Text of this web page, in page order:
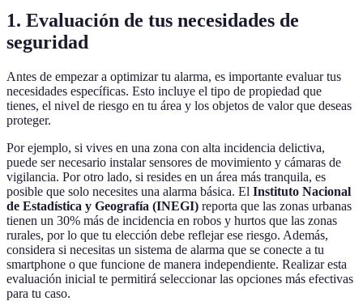
1. Evaluación de tus necesidades de
seguridad
Antes de empezar a optimizar tu alarma, es importante evaluar tus
necesidades específicas. Esto incluye el tipo de propiedad que
tienes, el nivel de riesgo en tu área y los objetos de valor que deseas
proteger.
Por ejemplo, si vives en una zona con alta incidencia delictiva,
puede ser necesario instalar sensores de movimiento y cámaras de
vigilancia. Por otro lado, si resides en un área más tranquila, es
posible que solo necesites una alarma básica. El Instituto Nacional
de Estadística y Geografía (INEGI) reporta que las zonas urbanas
tienen un 30% más de incidencia en robos y hurtos que las zonas
rurales, por lo que tu elección debe reflejar ese riesgo. Además,
considera si necesitas un sistema de alarma que se conecte a tu
smartphone o que funcione de manera independiente. Realizar esta
evaluación inicial te permitirá seleccionar las opciones más efectivas
para tu caso.